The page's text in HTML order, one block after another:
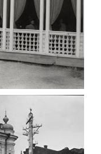
1947
(1945-
comment